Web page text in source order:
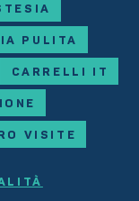
PULITA
CARRELLI IT
VISITE